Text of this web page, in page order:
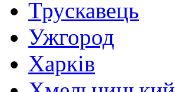
Трускавець
Ужгород
Харків